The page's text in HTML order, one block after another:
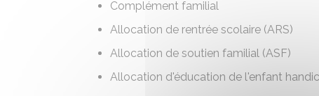
Complément familial
Allocation de rentrée scolaire (ARS)
Allocation de soutien familial (ASF)
Allocation d'éducation de l'enfant